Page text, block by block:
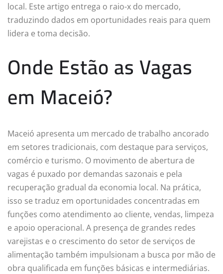
local. Este artigo entrega o raio-x do mercado,
traduzindo dados em oportunidades reais para quem
lidera e toma decisão.
Onde Estão as Vagas
em Maceió?
Maceió apresenta um mercado de trabalho ancorado
em setores tradicionais, com destaque para serviços,
comércio e turismo. O movimento de abertura de
vagas é puxado por demandas sazonais e pela
recuperação gradual da economia local. Na prática,
isso se traduz em oportunidades concentradas em
funções como atendimento ao cliente, vendas, limpeza
e apoio operacional. A presença de grandes redes
varejistas e o crescimento do setor de serviços de
alimentação também impulsionam a busca por mão de
obra qualificada em funções básicas e intermediárias.